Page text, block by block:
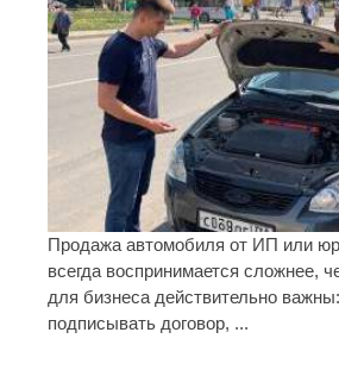
Продажа автомобиля от ИП или
всегда воспринимается сложнее,
для бизнеса действительно
подписывать договор, ...